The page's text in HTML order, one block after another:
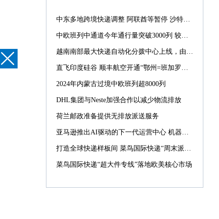
中东多地跨境快递调整 阿联酋等暂停 沙特仍正常配送
中欧班列中通道今年通行量突破3000列 较去年提前39天
越南南部最大快递自动化分拨中心上线，由菜鸟承建
直飞印度硅谷 顺丰航空开通“鄂州=班加罗尔”国际货运航线
2024年内蒙古过境中欧班列超8000列
DHL集团与Neste加强合作以减少物流排放
荷兰邮政准备提供无排放派送服务
亚马逊推出AI驱动的下一代运营中心 机器人数量激增10倍
打造全球快递样板间 菜鸟国际快递“周末派”“同城配”引入西班牙
菜鸟国际快递“超大件专线”落地欧美核心市场